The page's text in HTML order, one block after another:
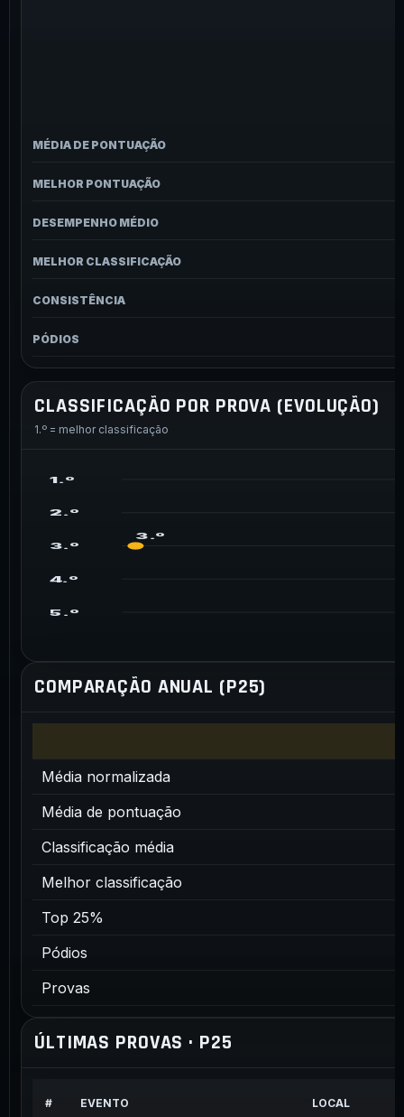
MÉDIA DE PONTUAÇÃO
MELHOR PONTUAÇÃO
DESEMPENHO MÉDIO
MELHOR CLASSIFICAÇÃO
CONSISTÊNCIA
PÓDIOS
CLASSIFICAÇÃO POR PROVA (EVOLUÇÃO)
1.º = melhor classificação
1.º
2.º
3.º
4.º
5.º
3.º
COMPARAÇÃO ANUAL (P25)
Média normalizada
Média de pontuação
Classificação média
Melhor classificação
Top 25%
Pódios
Provas
ÚLTIMAS PROVAS · P25
# EVENTO LOCAL